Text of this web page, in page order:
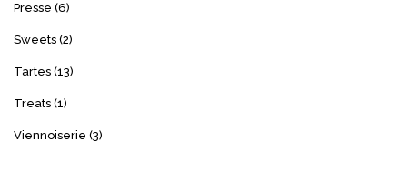
Presse (6)
Sweets (2)
Tartes (13)
Treats (1)
Viennoiserie (3)